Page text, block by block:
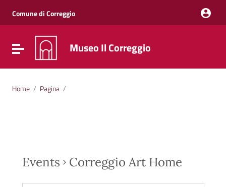
Vai al menu di navigazione
Vai al footer
Comune di Correggio
Attiva / disattiva la navigazione
Museo Il Correggio
Home / Pagina /
Events Correggio Art Home